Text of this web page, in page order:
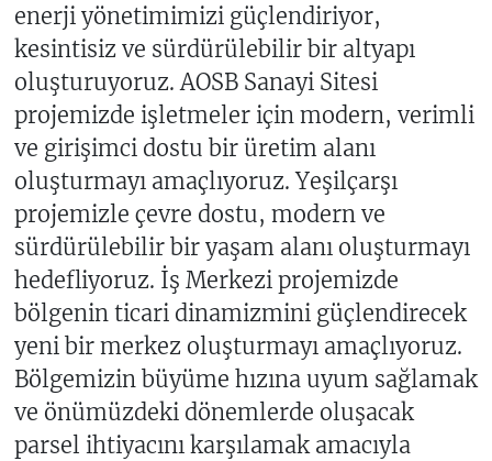
enerji yönetimimizi güçlendiriyor,
kesintisiz ve sürdürülebilir bir altyapı
oluşturuyoruz. AOSB Sanayi Sitesi
projemizde işletmeler için modern, verimli
ve girişimci dostu bir üretim alanı
oluşturmayı amaçlıyoruz. Yeşilçarşı
projemizle çevre dostu, modern ve
sürdürülebilir bir yaşam alanı oluşturmayı
hedefliyoruz. İş Merkezi projemizde
bölgenin ticari dinamizmini güçlendirecek
yeni bir merkez oluşturmayı amaçlıyoruz.
Bölgemizin büyüme hızına uyum sağlamak
ve önümüzdeki dönemlerde oluşacak
parsel ihtiyacını karşılamak amacıyla